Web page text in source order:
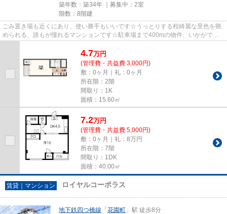
築年数：築34年 ｜募集中： 2室
階数：8階建
ごみ置き場も近くにあり、使い勝手もいいです☆うっとりする程綺麗な景色を眺
められる、誰もが憧れるマンションです☆駐車場まで400mの物件、いかがでし
4.7万円
(管理費・共益費 3,000円)
敷：0ヶ月｜礼：0ヶ月
所在階：2階
間取り：1K
面積：15.60㎡
7.2万円
(管理費・共益費 5,000円)
敷：0ヶ月｜礼：8万円
所在階：7階
間取り：1DK
面積：40.00㎡
賃貸｜マンション ロイヤルコーポラス
地下鉄四つ橋線 「 花園町 」駅 徒歩8分